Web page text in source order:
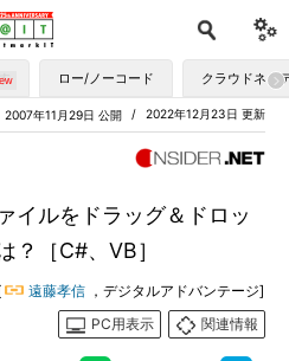
ロー/ノーコード クラウドネイ
2022年12月23日 更新
2007年11月29日 公開
イルをドラッグ＆ドロッ
？［C#、VB］
遠藤孝信 ，デジタルアドバンテージ]
PC用表示
関連情報